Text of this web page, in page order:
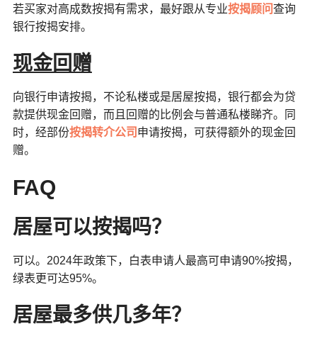
若买家对高成数按揭有需求，最好跟从专业按揭顾问 查询
银行按揭安排。
现金回赠
向银行申请按揭，不论私楼或是居屋按揭，银行都会为贷
款提供现金回赠，而且回赠的比例会与普通私楼睇齐。同
时，经部份按揭转介公司 申请按揭，可获得额外的现金回
赠。
FAQ
居屋可以按揭吗？
可以。2024年政策下，白表申请人最高可申请90%按揭，
绿表更可达95%。
居屋最多供几多年？